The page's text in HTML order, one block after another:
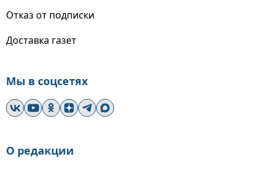
Отказ от подписки
Доставка газет
Мы в соцсетях
О редакции